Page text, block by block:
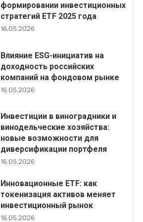
формировании инвестиционных
стратегий ETF 2025 года
16.05.2026
Влияние ESG-инициатив на
доходность российских
компаний на фондовом рынке
16.05.2026
Инвестиции в виноградники и
винодельческие хозяйства:
новые возможности для
диверсификации портфеля
16.05.2026
Инновационные ETF: как
токенизация активов меняет
инвестиционный рынок
16.05.2026